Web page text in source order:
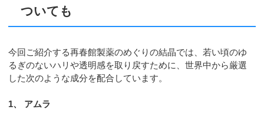
ついても
今回ご紹介する再春館製薬のめぐりの結晶では、若い頃のゆ
るぎのないハリや透明感を取り戻すために、世界中から厳選
した次のような成分を配合しています。
1、 アムラ